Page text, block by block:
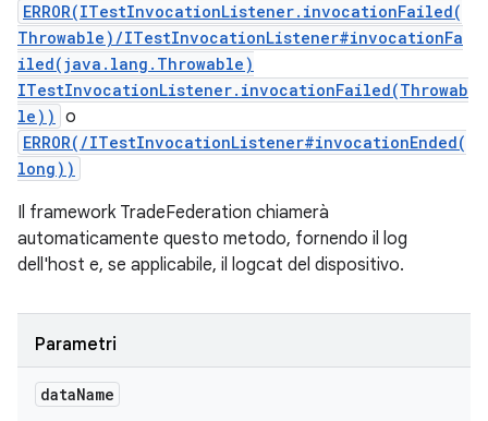
ERROR(ITestInvocationListener.invocationFailed(
Throwable)/ITestInvocationListener#invocationFa
iled(java.lang.Throwable)
ITestInvocationListener.invocationFailed(Throwab
le)) o
ERROR(/ITestInvocationListener#invocationEnded(
long))
Il framework TradeFederation chiamerà
automaticamente questo metodo, fornendo il log
dell'host e, se applicabile, il logcat del dispositivo.
Parametri
dataName